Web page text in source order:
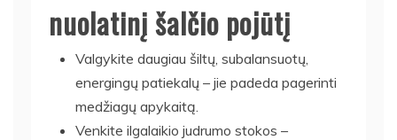
nuolatinį šalčio pojūtį
Valgykite daugiau šiltų, subalansuotų,
energingų patiekalų – jie padeda pagerinti
medžiagų apykaitą.
Venkite ilgalaikio judrumo stokos –